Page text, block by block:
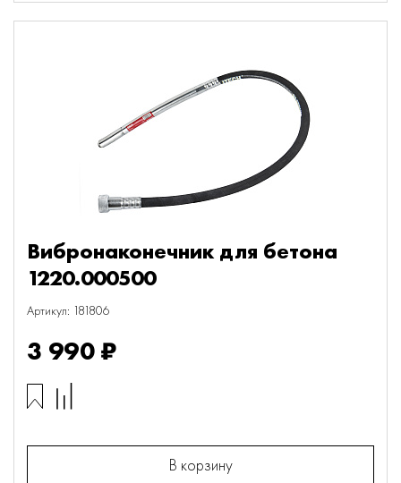
Вибронаконечник для бетона
1220.000500
Артикул: 181806
3 990 ₽
В корзину